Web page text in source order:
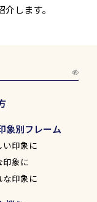
します。
象別フレーム
い印象に
印象に
な印象に